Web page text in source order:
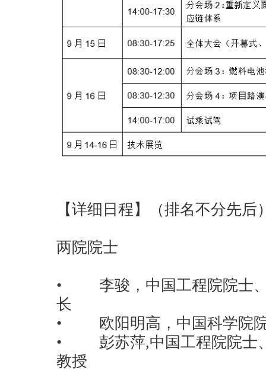
【详细日程】（排名不分先后
两院院士
• 李骏，中国工程院院士、
长
• 欧阳明高，中国科学院院
• 彭苏萍,中国工程院院士
教授